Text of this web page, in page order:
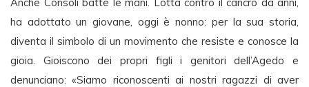
ha adottato un giovane, oggi è nonno: per la sua storia,
diventa il simbolo di un movimento che resiste e conosce la
gioia. Gioiscono dei propri figli i genitori dell’Agedo e
denunciano: «Siamo riconoscenti ai nostri ragazzi di aver